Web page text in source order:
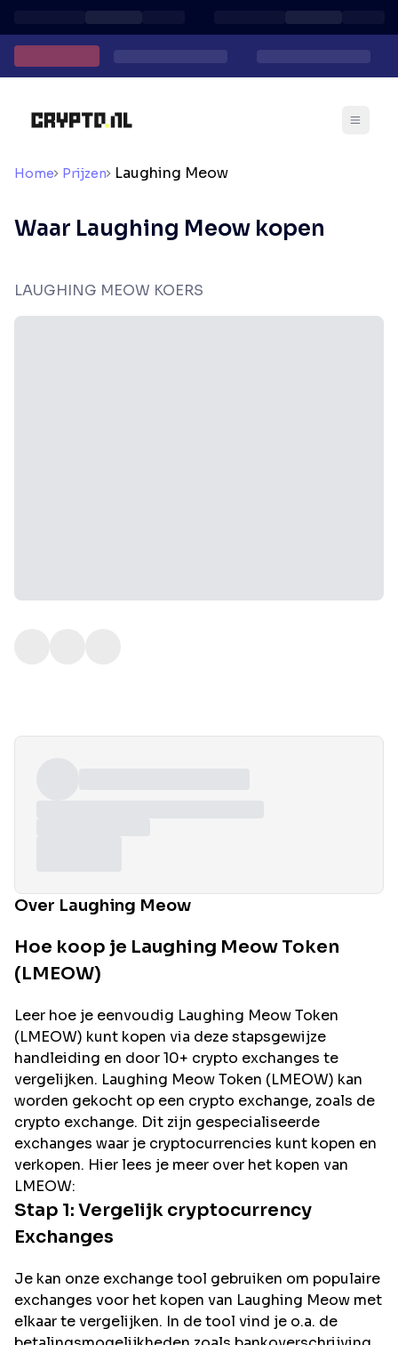
Home Prijzen Laughing Meow
Waar Laughing Meow kopen
LAUGHING MEOW KOERS
Over Laughing Meow
Hoe koop je Laughing Meow Token
(LMEOW)
Leer hoe je eenvoudig Laughing MeowToken
(LMEOW) kunt kopen via deze stapsgewijze
handleiding en door 10+ crypto exchanges te
vergelijken. Laughing MeowToken (LMEOW) kan
worden gekocht op een crypto exchange, zoals de
crypto exchange. Dit zijn gespecialiseerde
exchanges waar je cryptocurrencies kunt kopen en
verkopen. Hier lees je meer over het kopen van
LMEOW:
Stap 1: Vergelijk cryptocurrency
Exchanges
Je kan onze exchange tool gebruiken om populaire
exchanges voor het kopen van Laughing Meow met
elkaar te vergelijken. In de tool vind je o.a. de